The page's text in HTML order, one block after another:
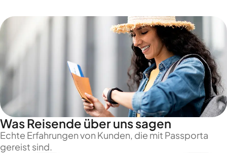
Was Reisende über uns sagen
Echte Erfahrungen von Kunden, die mit Passporta
gereist sind.